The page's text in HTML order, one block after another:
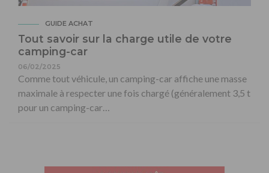
GUIDE ACHAT
Tout savoir sur la charge utile de votre
camping-car
06/02/2025
Comme tout véhicule, un camping-car affiche une masse
maximale à respecter une fois chargé (généralement 3,5 t
pour un camping-car…